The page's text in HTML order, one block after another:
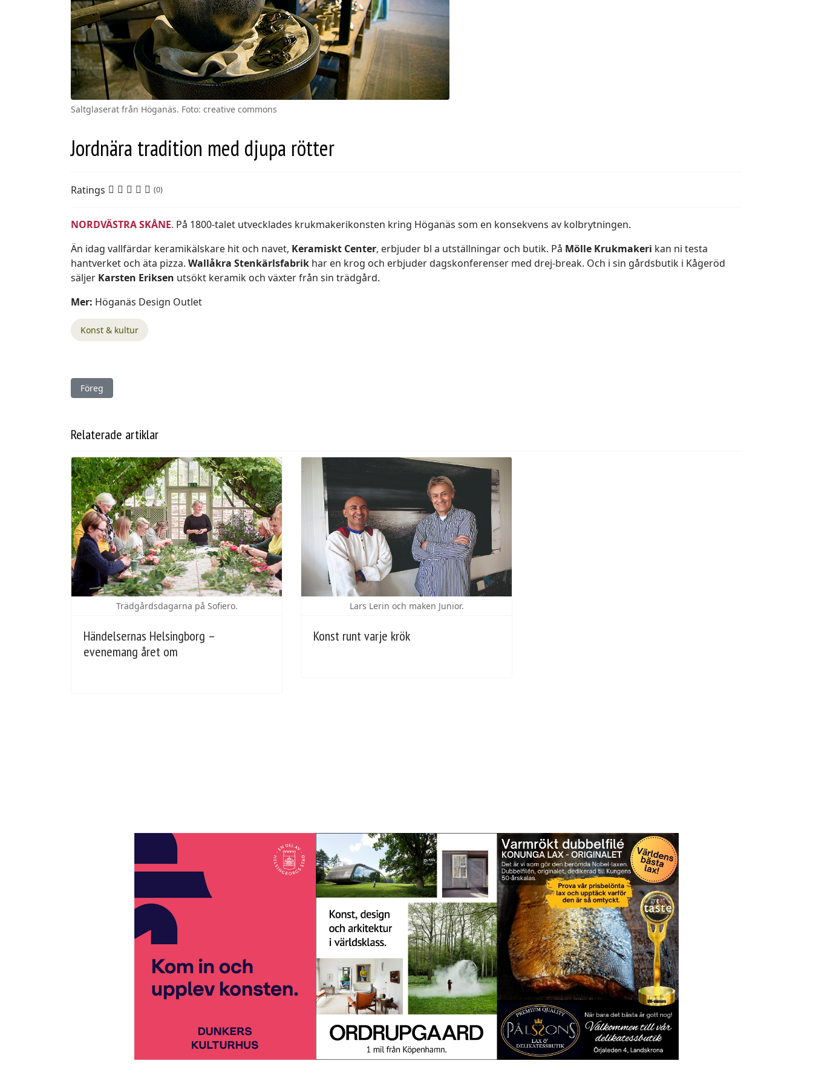
Saltglaserat från Höganäs. Foto: creative commons
Jordnära tradition med djupa rötter
Ratings (0)
NORDVÄSTRA SKÅNE. På 1800-talet utvecklades krukmakeri­konsten kring Höganäs som en konsekvens av kolbrytningen.
Än idag vallfärdar keramik­älskare hit och navet, Keramiskt Center, erbjuder bl a utställningar och butik. På Mölle Krukmakeri kan ni testa
hantverket och äta pizza. Wallåkra Stenkärlsfabrik har en krog och erbjuder dagskonferenser med drej-break. Och i sin gårdsbutik i Kågeröd
säljer Karsten Eriksen utsökt keramik och växter från sin trädgård.
Mer: Höganäs Design Outlet
Konst & kultur
Föregående artikel: Söderåsens berg & djupa lövskogar
Föreg
Relaterade artiklar
Trädgårdsdagarna på Sofiero.
Händelsernas Helsingborg –
evenemang året om
Lars Lerin och maken Junior.
Konst runt varje krök